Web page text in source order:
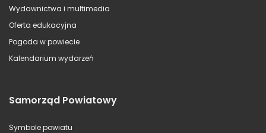
Wydawnictwa i multimedia
Oferta edukacyjna
Pogoda w powiecie
Kalendarium wydarzeń
Samorząd Powiatowy
Symbole powiatu